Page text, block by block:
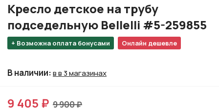
+ Возможна оплата бонусами Онлайн дешевле
Кресло детское на трубу
подседельную Bellelli #5-259855
В наличии:в в 3 магазинах
9 405 ₽ 9 900 ₽